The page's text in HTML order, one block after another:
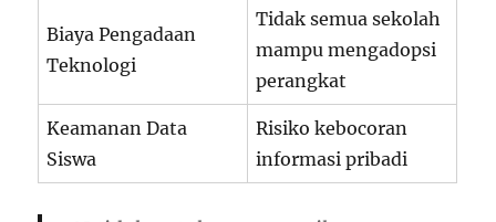
Biaya Pengadaan
Teknologi
Tidak semua sekolah
mampu mengadopsi
perangkat
Keamanan Data
Siswa
Risiko kebocoran
informasi pribadi